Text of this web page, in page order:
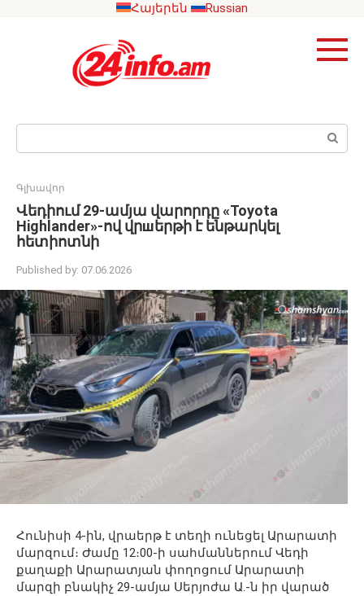
Հայերեն Russian
Search:
Գլխավոր
Վեդիում 29-ամյա վարորդը «Toyota
Highlander»-ով վրшերթի է ենթարկել
հետիոտնի
Published by: 07.06.2026
Հունիսի 4-ին, վրաերթ է տեղի ունեցել Արարատի
մարզում։ Ժամը 12։00-ի սահմաններում Վեդի
քաղաքի Արարատյան փողոցում Արարատի
մարզի բնակիչ 29-ամյա Սերյոժա Ա․-ն իր վարած